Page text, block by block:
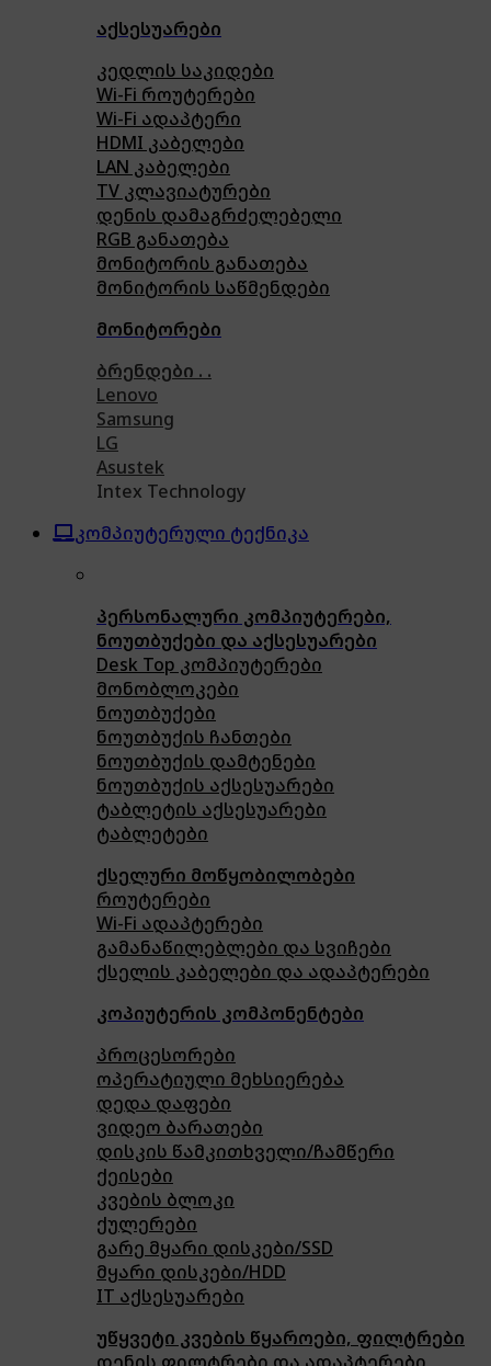
აქსესუარები
კედლის საკიდები
Wi-Fi როუტერები
Wi-Fi ადაპტერი
HDMI კაბელები
LAN კაბელები
TV კლავიატურები
დენის დამაგრძელებელი
RGB განათება
მონიტორის განათება
მონიტორის საწმენდები
მონიტორები
ბრენდები . .
Lenovo
Samsung
LG
Asustek
Intex Technology
კომპიუტერული ტექნიკა
პერსონალური კომპიუტერები,
ნოუთბუქები და აქსესუარები
Desk Top კომპიუტერები
მონობლოკები
ნოუთბუქები
ნოუთბუქის ჩანთები
ნოუთბუქის დამტენები
ნოუთბუქის აქსესუარები
ტაბლეტის აქსესუარები
ტაბლეტები
ქსელური მოწყობილობები
როუტერები
Wi-Fi ადაპტერები
გამანაწილებლები და სვიჩები
ქსელის კაბელები და ადაპტერები
კოპიუტერის კომპონენტები
პროცესორები
ოპერატიული მეხსიერება
დედა დაფები
ვიდეო ბარათები
დისკის წამკითხველი/ჩამწერი
ქეისები
კვების ბლოკი
ქულერები
გარე მყარი დისკები/SSD
მყარი დისკები/HDD
IT აქსესუარები
უწყვეტი კვების წყაროები, ფილტრები